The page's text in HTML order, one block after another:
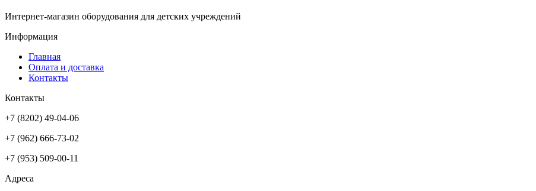
Интернет-магазин оборудования для детских учреждений
Информация
Главная
Оплата и доставка
Контакты
Контакты
+7 (8202) 49-04-06
+7 (962) 666-73-02
+7 (953) 509-00-11
Адреса